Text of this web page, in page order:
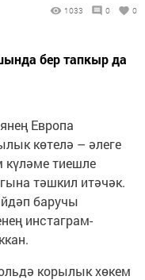
1033 0 0
бер тапкыр да
Европа
көтелә – әлеге
тиешле
тәшкил итәчәк.
баручы
инстаграм-
корылык хөкем